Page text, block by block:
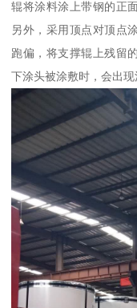
辊将涂料涂上带钢的正
另外，采用顶点对顶点
跑偏，将支撑辊上残留
下涂头被涂敷时，会出现